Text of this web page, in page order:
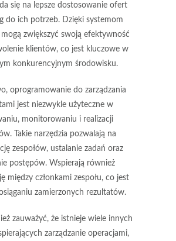
się na lepsze dostosowanie ofert
do ich potrzeb. Dzięki systemom
zwiększyć swoją efektywność
klientów, co jest kluczowe w
konkurencyjnym środowisku.
oprogramowanie do zarządzania
jest niezwykle użyteczne w
monitorowaniu i realizacji
Takie narzędzia pozwalają na
zespołów, ustalanie zadań oraz
postępów. Wspierają również
między członkami zespołu, co jest
zamierzonych rezultatów.
zauważyć, że istnieje wiele innych
zarządzanie operacjami,